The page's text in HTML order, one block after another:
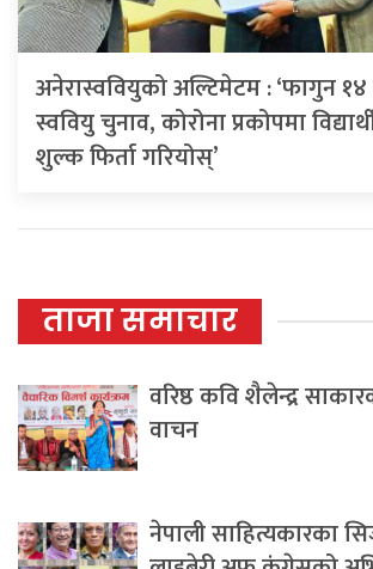
अनेरास्ववियुको अल्टिमेटम : ‘फागुन १४
स्ववियु चुनाव, कोरोना प्रकोपमा
शुल्क फिर्ता गरियोस्’
ताजा समाचार
वरिष्ठ कवि शैलेन्द्र
वाचन
नेपाली साहित्यकारका